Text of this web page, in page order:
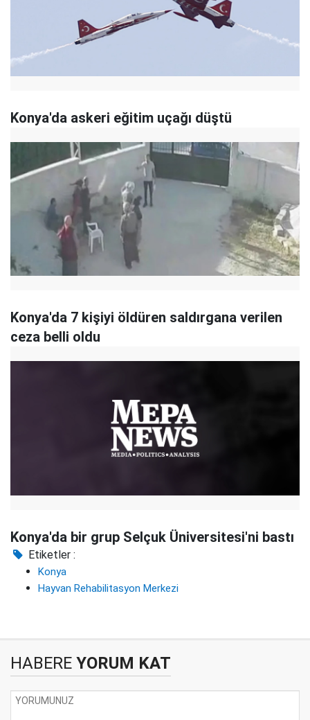
Konya'da askeri eğitim uçağı düştü
Konya'da 7 kişiyi öldüren saldırgana verilen
ceza belli oldu
Konya'da bir grup Selçuk Üniversitesi'ni bastı
Etiketler :
Konya
Hayvan Rehabilitasyon Merkezi
HABERE YORUM KAT